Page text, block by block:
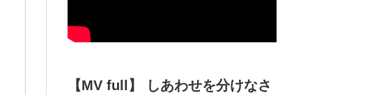
【MV full】 しあわせを分けなさ